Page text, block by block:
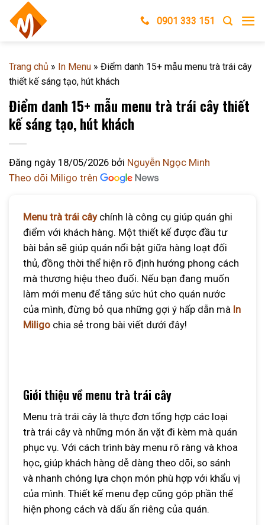
content
0901 333 151
Trang chủ » In Menu » Điểm danh 15+ mẫu menu trà trái cây
thiết kế sáng tạo, hút khách
Điểm danh 15+ mẫu menu trà trái cây thiết
kế sáng tạo, hút khách
Đăng ngày 18/05/2026 bởi Nguyễn Ngọc Minh
Theo dõi Miligo trên
Menu trà trái câychính là công cụ giúp quán ghi
điểm với khách hàng. Một thiết kế được đầu tư
bài bản sẽ giúp quán nổi bật giữa hàng loạt đối
thủ, đồng thời thể hiện rõ định hướng phong cách
mà thương hiệu theo đuổi. Nếu bạn đang muốn
làm mới menu để tăng sức hút cho quán nước
của mình, đừng bỏ qua những gợi ý hấp dẫn mà In
Miligo chia sẻ trong bài viết dưới đây!
Giới thiệu về menu trà trái cây
Menu trà trái cây là thực đơn tổng hợp các loại
trà trái cây và những món ăn vặt đi kèm mà quán
phục vụ. Với cách trình bày menu rõ ràng và khoa
học, giúp khách hàng dễ dàng theo dõi, so sánh
và nhanh chóng lựa chọn món phù hợp với khẩu vị
của mình. Thiết kế menu đẹp cũng góp phần thể
hiện phong cách và dấu ấn riêng của quán.